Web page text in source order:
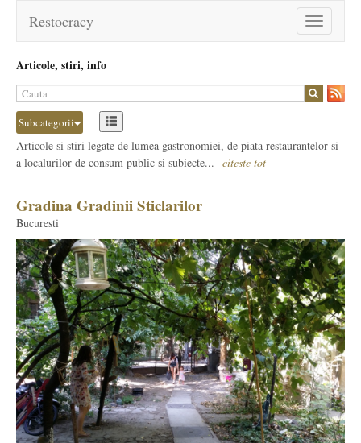
Toggle
navigation
Restocracy
Articole, stiri, info
Subcategorii
Articole si stiri legate de lumea gastronomiei, de piata restaurantelor si
a localurilor de consum public si subiecte... citeste tot
Gradina Gradinii Sticlarilor
Bucuresti